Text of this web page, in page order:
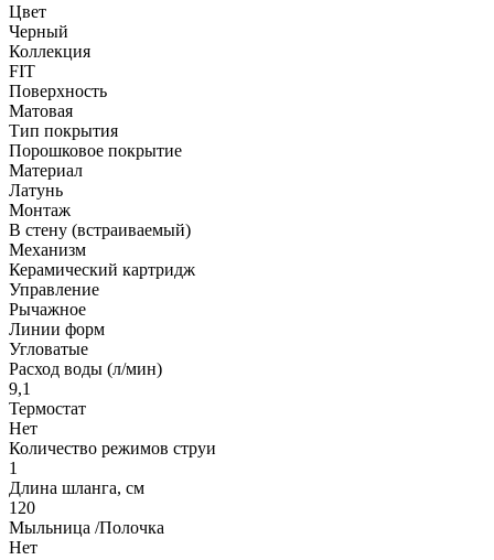
Цвет
Черный
Коллекция
FIT
Поверхность
Матовая
Тип покрытия
Порошковое покрытие
Материал
Латунь
Монтаж
В стену (встраиваемый)
Механизм
Керамический картридж
Управление
Рычажное
Линии форм
Угловатые
Расход воды (л/мин)
9,1
Термостат
Нет
Количество режимов струи
1
Длина шланга, см
120
Мыльница /Полочка
Нет